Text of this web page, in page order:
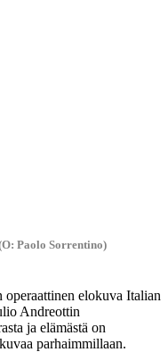
Paolo Sorrentino)
operaattinen elokuva Italian
Andreottin
ja elämästä on
parhaimmillaan.